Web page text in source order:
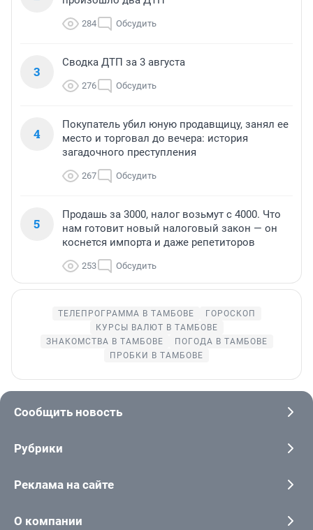
284 Обсудить
3
Сводка ДТП за 3 августа
276 Обсудить
4
Покупатель убил юную продавщицу, занял ее
место и торговал до вечера: история
загадочного преступления
267 Обсудить
5
Продашь за 3000, налог возьмут с 4000. Что
нам готовит новый налоговый закон — он
коснется импорта и даже репетиторов
253 Обсудить
ТЕЛЕПРОГРАММА В ТАМБОВЕ
ГОРОСКОП
КУРСЫ ВАЛЮТ В ТАМБОВЕ
ЗНАКОМСТВА В ТАМБОВЕ
ПОГОДА В ТАМБОВЕ
ПРОБКИ В ТАМБОВЕ
Сообщить новость
Рубрики
Реклама на сайте
О компании